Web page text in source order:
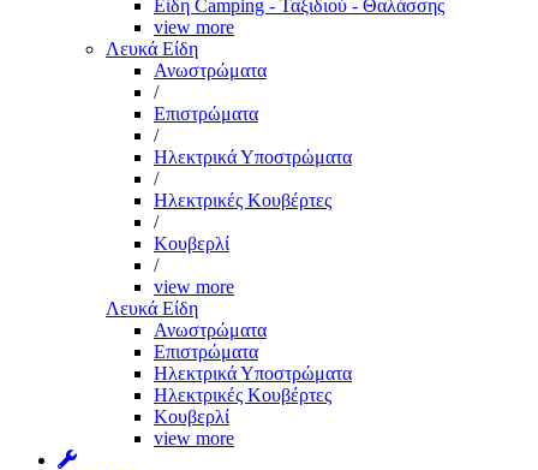
Είδη Camping - Ταξιδιού - Θαλάσσης
view more
Λευκά Είδη
Ανωστρώματα
/
Επιστρώματα
/
Ηλεκτρικά Υποστρώματα
/
Ηλεκτρικές Κουβέρτες
/
Κουβερλί
/
view more
Λευκά Είδη
Ανωστρώματα
Επιστρώματα
Ηλεκτρικά Υποστρώματα
Ηλεκτρικές Κουβέρτες
Κουβερλί
view more